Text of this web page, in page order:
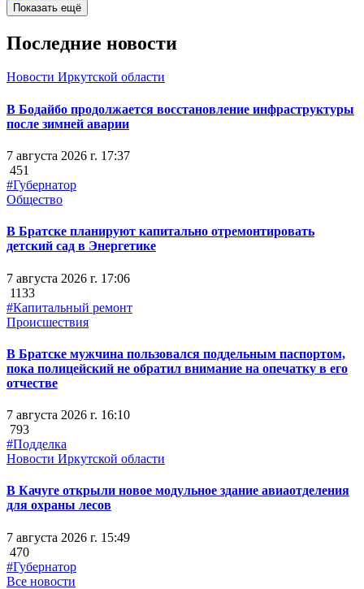
Показать ещё
Последние новости
Новости Иркутской области
В Бодайбо продолжается восстановление инфраструктуры
после зимней аварии
7 августа 2026 г. 17:37
451
#Губернатор
Общество
В Братске планируют капитально отремонтировать
детский сад в Энергетике
7 августа 2026 г. 17:06
1133
#Капитальный ремонт
Происшествия
В Братске мужчина пользовался поддельным паспортом,
пока полицейский не обратил внимание на опечатку в его
отчестве
7 августа 2026 г. 16:10
793
#Подделка
Новости Иркутской области
В Качуге открыли новое модульное здание авиаотделения
для охраны лесов
7 августа 2026 г. 15:49
470
#Губернатор
Все новости